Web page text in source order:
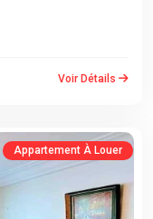
Voir Détails
Appartement À Louer